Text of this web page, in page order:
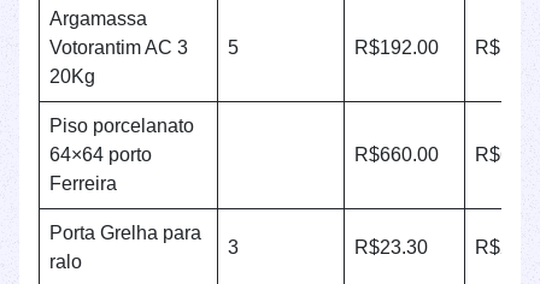
Argamassa
Votorantim AC 3
20Kg
5 R$192.00
Piso porcelanato
64×64 porto
Ferreira
R$660.00
Porta Grelha para
ralo
3 R$23.30